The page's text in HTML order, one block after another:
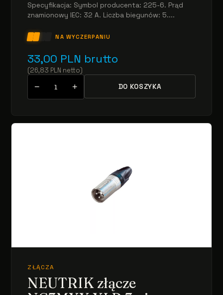
Specyfikacja: Symbol producenta: 225-6. Prąd
znamionowy IEC: 32 A. Liczba biegunów: 5....
NA WYCZERPANIU
33,00 PLN brutto
(26,83 PLN netto)
− + DO KOSZYKA
ZŁĄCZA
NEUTRIK złącze